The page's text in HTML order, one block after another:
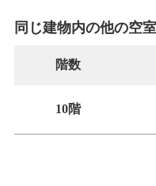
同じ建物内の他の空
階数
10階